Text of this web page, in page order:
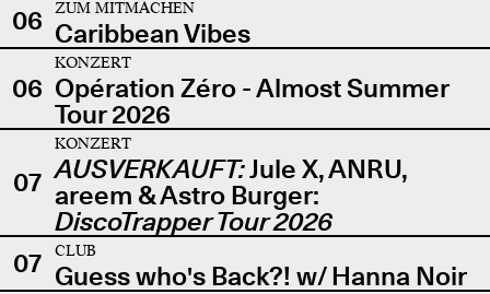
06
ZUM MITMACHEN
Caribbean Vibes
06
KONZERT
Opération Zéro - Almost Summer
Tour 2026
07
KONZERT
AUSVERKAUFT:Jule X, ANRU,
areem & Astro Burger:
DiscoTrapper Tour 2026
07
CLUB
Guess who's Back?! w/ Hanna Noir